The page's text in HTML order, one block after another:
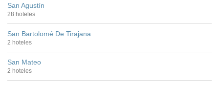
San Agustín
28 hoteles
San Bartolomé De Tirajana
2 hoteles
San Mateo
2 hoteles